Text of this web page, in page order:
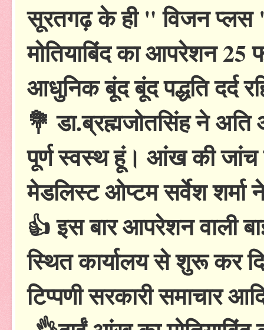
सूरतगढ़ के ही " विजन
मोतियाबिंद का आपरेशन 25
आधुनिक बूंद बूंद पद्धति दर्द
💐 डा.ब्रह्मजोतसिंह ने
पूर्ण स्वस्थ हूं। आंख की जांच
मेडलिस्ट ओप्टम सर्वेश शर्मा
👍 इस बार आपरेशन वाली
स्थित कार्यालय से शुरू कर
टिप्पणी सरकारी समाचार